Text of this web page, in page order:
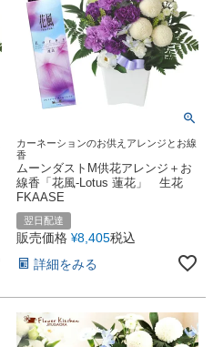
カーネーションのお供えアレンジとお線
香
ムーンダストM供花アレンジ＋お
線香「花風-Lotus 蓮花」 生花
FKAASE
翌日配達
販売価格 ¥8,405税込
詳細をみる